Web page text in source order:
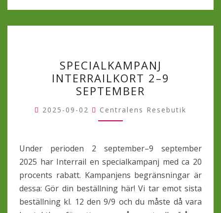
INTERRAILKORT
2–
9
SEPTEMBER
SPECIALKAMPANJ
INTERRAILKORT 2–9
SEPTEMBER
2025-09-02 Centralens Resebutik
Under perioden 2 september–9 september
2025 har Interrail en specialkampanj med ca 20
procents rabatt. Kampanjens begränsningar är
dessa: Gör din beställning här! Vi tar emot sista
beställning kl. 12 den 9/9 och du måste då vara